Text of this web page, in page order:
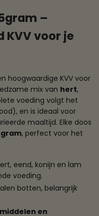
–
KVV voor je
hoogwaardige KVV voor
mix van hert,
voeding volgt het
en is ideaal voor
maaltijd. Elke doos
gram, perfect voor het
eend, konijn en lam
voeding.
botten, belangrijk
en